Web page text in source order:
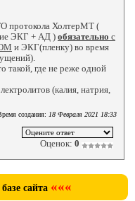
ХолтерМТ (
ЭКГ + АД ) обязательно с
и ЭКГ(пленку) во время
где не реже одной
(калия, натрия,
создания: 18 Февраля 2021 18:33
Оценок: 0
сайта «««